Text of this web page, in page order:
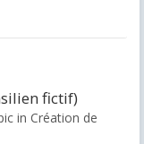
fictif)
in Création de